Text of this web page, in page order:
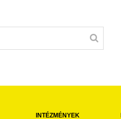
INTÉZMÉNYEK